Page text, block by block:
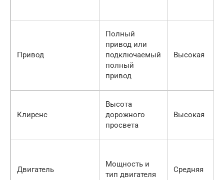
Привод
Полный
привод или
подключаемый
полный
привод
Высокая
Клиренс
Высота
дорожного
просвета
Высокая
Двигатель
Мощность и
тип двигателя
Средняя